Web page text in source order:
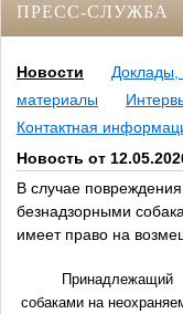
ПРЕСС-СЛУЖБА
Новости
Доклады,
материалы
Контактная
Новость от
В случае
безнадзорными
имеет право на
собаками на